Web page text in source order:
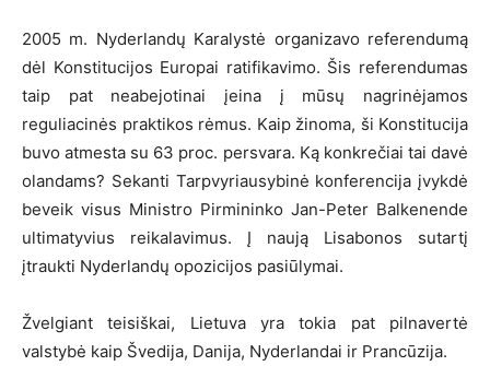
2005 m. Nyderlandų Karalystė organizavo referendumą
dėl Konstitucijos Europai ratifikavimo. Šis referendumas
taip pat neabejotinai įeina į mūsų nagrinėjamos
reguliacinės praktikos rėmus. Kaip žinoma, ši Konstitucija
buvo atmesta su 63 proc. persvara. Ką konkrečiai tai davė
olandams? Sekanti Tarpvyriausybinė konferencija įvykdė
beveik visus Ministro Pirmininko Jan-Peter Balkenende
ultimatyvius reikalavimus. Į naują Lisabonos sutartį
įtraukti Nyderlandų opozicijos pasiūlymai.
Žvelgiant teisiškai, Lietuva yra tokia pat pilnavertė
valstybė kaip Švedija, Danija, Nyderlandai ir Prancūzija.